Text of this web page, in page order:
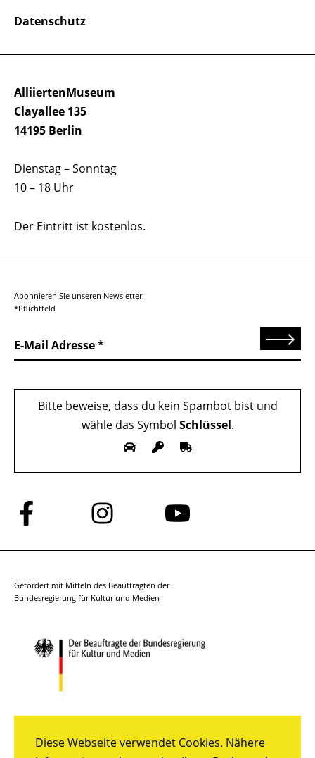
Diese Webseite verwendet Cookies. Nähere
AlliiertenMuseum
Clayallee 135
14195 Berlin
Dienstag – Sonntag
10 – 18 Uhr
Der Eintritt ist kostenlos.
Datenschutz
Abonnieren Sie unseren Newsletter.
*Pflichtfeld
E-Mail Adresse Senden
Bitte beweise, dass du kein Spambot bist und
wähle das Symbol Schlüssel.
Folge
uns
auf
Folge
uns
auf
Folge
auf
Gefördert mit Mitteln des Beauftragten der
Bundesregierung für Kultur und Medien